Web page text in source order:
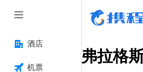
酒店
机票
弗拉格